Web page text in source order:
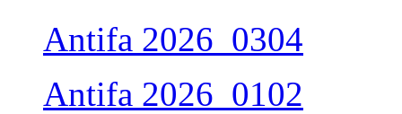
Antifa 2026_0304
Antifa 2026_0102